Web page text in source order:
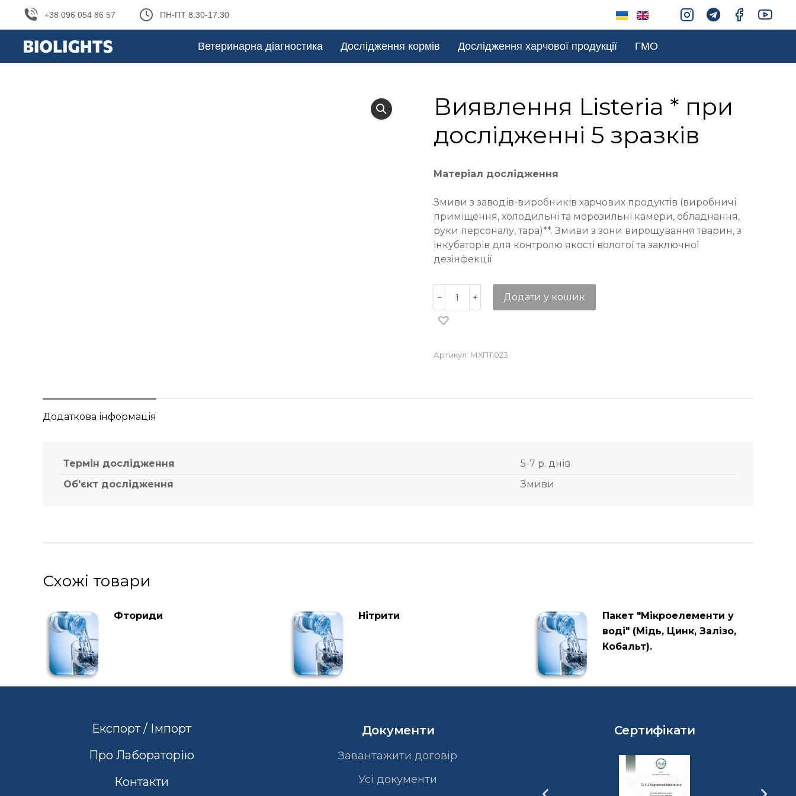
+38 096 054 86 57 ПН-ПТ 8:30-17:30
Ветеринарна діагностика Дослідження кормів Дослідження харчової продукції ГМО
Виявлення Listeria * при
дослідженні 5 зразків
Матеріал дослідження
Змиви з заводів-виробників харчових продуктів (виробничі
приміщення, холодильні та морозильні камери, обладнання,
руки персоналу, тара)**. Змиви з зони вирощування тварин, з
інкубаторів для контролю якості вологої та заключної
дезінфекції
Додати у кошик
Артикул: МХП11023
Додаткова інформація
Термін дослідження
5-7 р. днів
Об'єкт дослідження
Змиви
Схожі товари
Фториди Нітрити
Пакет "Мікроелементи у
воді" (Мідь, Цинк, Залізо,
Кобальт).
Експорт / Імпорт
Про Лабораторію
Контакти
Документи
Завантажити договір
Усі документи
Сертифікати